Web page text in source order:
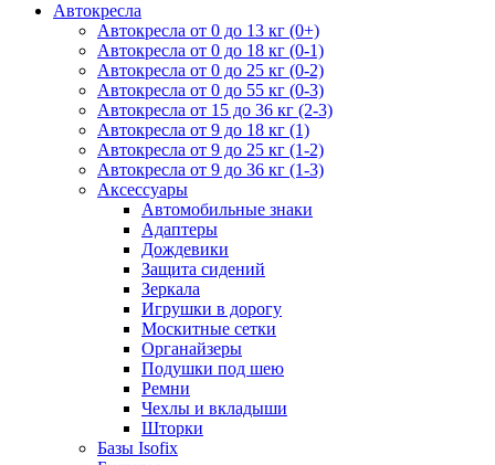
Автокресла
Автокресла от 0 до 13 кг (0+)
Автокресла от 0 до 18 кг (0-1)
Автокресла от 0 до 25 кг (0-2)
Автокресла от 0 до 55 кг (0-3)
Автокресла от 15 до 36 кг (2-3)
Автокресла от 9 до 18 кг (1)
Автокресла от 9 до 25 кг (1-2)
Автокресла от 9 до 36 кг (1-3)
Аксессуары
Автомобильные знаки
Адаптеры
Дождевики
Защита сидений
Зеркала
Игрушки в дорогу
Москитные сетки
Органайзеры
Подушки под шею
Ремни
Чехлы и вкладыши
Шторки
Базы Isofix